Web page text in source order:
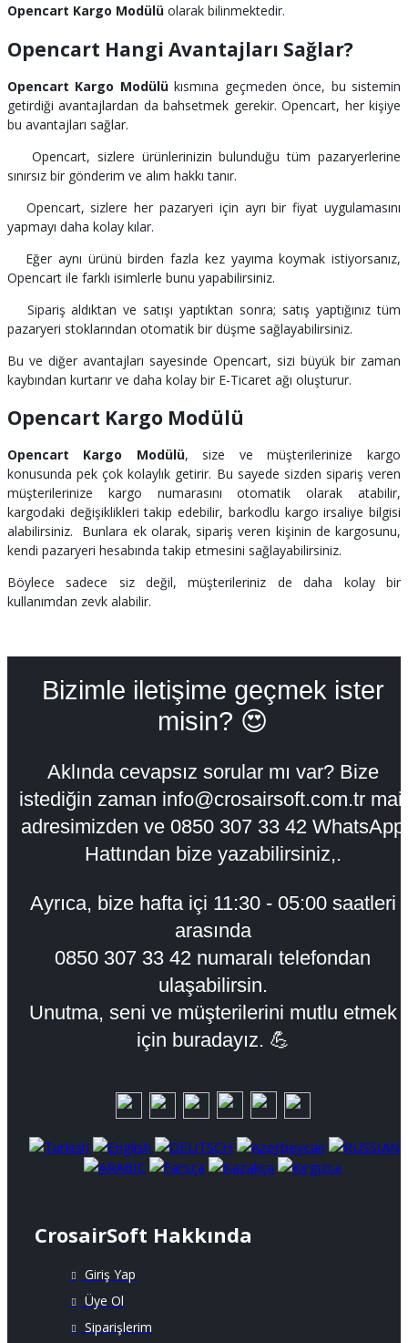
Opencart Kargo Modülü olarak bilinmektedir.
Opencart Hangi Avantajları Sağlar?
Opencart Kargo Modülükısmına geçmeden önce, bu sistemin
getirdiği avantajlardan da bahsetmek gerekir. Opencart, her kişiye
bu avantajları sağlar.
Opencart, sizlere ürünlerinizin bulunduğu tüm pazaryerlerine
sınırsız bir gönderim ve alım hakkı tanır.
Opencart, sizlere her pazaryeri için ayrı bir fiyat uygulamasını
yapmayı daha kolay kılar.
Eğer aynı ürünü birden fazla kez yayıma koymak istiyorsanız,
Opencart ile farklı isimlerle bunu yapabilirsiniz.
Sipariş aldıktan ve satışı yaptıktan sonra; satış yaptığınız tüm
pazaryeri stoklarından otomatik bir düşme sağlayabilirsiniz.
Bu ve diğer avantajları sayesinde Opencart, sizi büyük bir zaman
kaybından kurtarır ve daha kolay bir E-Ticaret ağı oluşturur.
Opencart Kargo Modülü
Opencart Kargo Modülü, size ve müşterilerinize kargo
konusunda pek çok kolaylık getirir. Bu sayede sizden sipariş veren
müşterilerinize kargo numarasını otomatik olarak atabilir,
kargodaki değişiklikleri takip edebilir, barkodlu kargo irsaliye bilgisi
alabilirsiniz. Bunlara ek olarak, sipariş veren kişinin de kargosunu,
kendi pazaryeri hesabında takip etmesini sağlayabilirsiniz.
Böylece sadece siz değil, müşterileriniz de daha kolay bir
kullanımdan zevk alabilir.
Bizimle iletişime geçmek ister
misin? 😍
Aklında cevapsız sorular mı var? Bize
istediğin zaman info@crosairsoft.com.tr mail
adresimizden ve 0850 307 33 42 WhatsApp
Hattından bize yazabilirsiniz,.
Ayrıca, bize hafta içi 11:30 - 05:00saatleri
arasında
0850 307 33 42 numaralı telefondan
ulaşabilirsin.
Unutma, seni ve müşterilerini mutlu etmek
için buradayız. 💪
CrosairSoft Hakkında
Giriş Yap
Üye Ol
Siparişlerim